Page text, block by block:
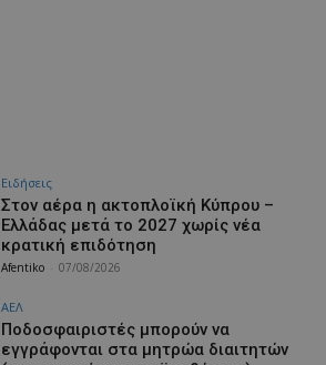
Ειδήσεις
Στον αέρα η ακτοπλοϊκή Κύπρου –
Ελλάδας μετά το 2027 χωρίς νέα
κρατική επιδότηση
Afentiko 07/08/2026
ΑΕΛ
Ποδοσφαιριστές μπορούν να
εγγράφονται στα μητρώα διαιτητών